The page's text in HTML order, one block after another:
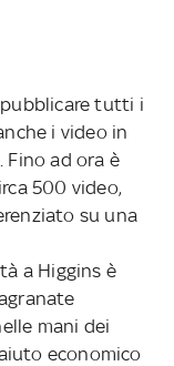
tutti i
i video in
Fino ad ora è
500 video,
su una
a Higgins è
mani dei
economico